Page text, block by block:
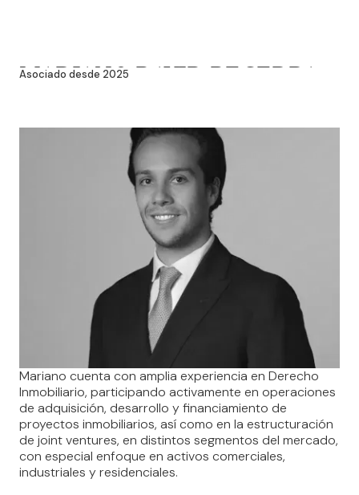
MARIANO DAVID BECERRA
Asociado desde 2025
Mariano cuenta con amplia experiencia en Derecho
Inmobiliario, participando activamente en operaciones
de adquisición, desarrollo y financiamiento de
proyectos inmobiliarios, así como en la estructuración
de joint ventures, en distintos segmentos del mercado,
con especial enfoque en activos comerciales,
industriales y residenciales.